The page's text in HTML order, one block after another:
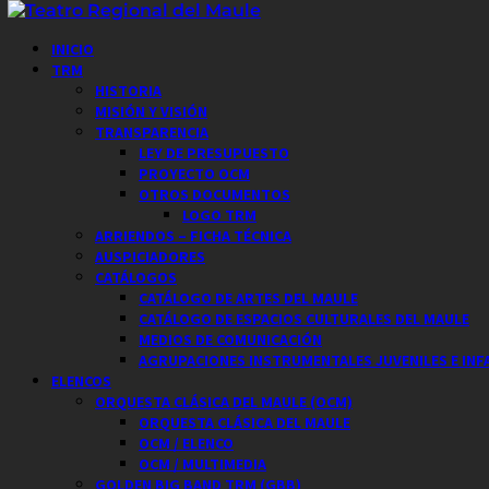
Saltar
contenido
Menú
principal
INICIO
TRM
HISTORIA
MISIÓN Y VISIÓN
TRANSPARENCIA
LEY DE PRESUPUESTO
PROYECTO OCM
OTROS DOCUMENTOS
LOGO TRM
ARRIENDOS – FICHA TÉCNICA
AUSPICIADORES
CATÁLOGOS
CATÁLOGO DE ARTES DEL MAULE
CATÁLOGO DE ESPACIOS CULTURALES DEL MAULE
MEDIOS DE COMUNICACIÓN
AGRUPACIONES INSTRUMENTALES JUVENILES E
ELENCOS
ORQUESTA CLÁSICA DEL MAULE (OCM)
ORQUESTA CLÁSICA DEL MAULE
OCM / ELENCO
OCM / MULTIMEDIA
GOLDEN BIG BAND TRM (GBB)